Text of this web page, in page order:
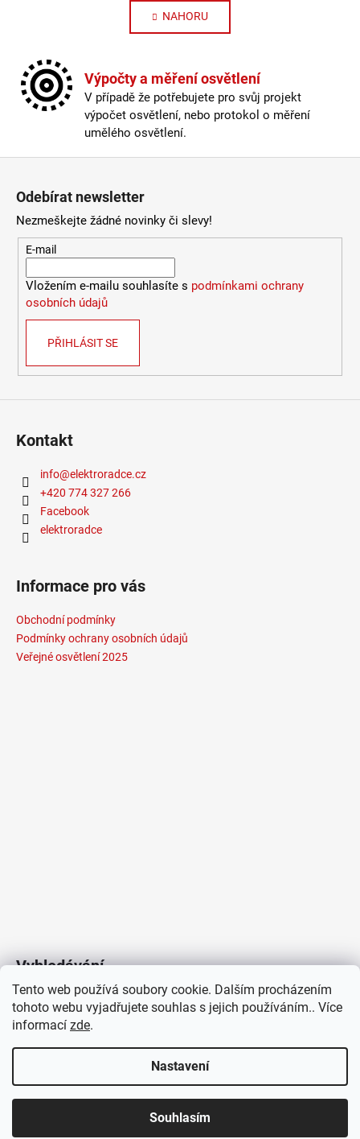
Tento web používá soubory cookie. Dalším procházením
tohoto webu vyjadřujete souhlas s jejich používáním.. Více
informací zde.
Nastavení
Souhlasím
NAHORU
Výpočty a měření osvětlení
V případě že potřebujete pro svůj projekt
výpočet osvětlení, nebo protokol o měření
umělého osvětlení.
Odebírat newsletter
Nezmeškejte žádné novinky či slevy!
E-mail
Vložením e-mailu souhlasíte s podmínkami ochrany
osobních údajů
PŘIHLÁSIT SE
Kontakt
info@elektroradce.cz
+420 774 327 266
Facebook
elektroradce
Informace pro vás
Obchodní podmínky
Podmínky ochrany osobních údajů
Veřejné osvětlení 2025
Vyhledávání
HLEDAT
/
J&K
Vytvořil Shoptet
Copyright 2026
Elektroradce.cz. Všechna